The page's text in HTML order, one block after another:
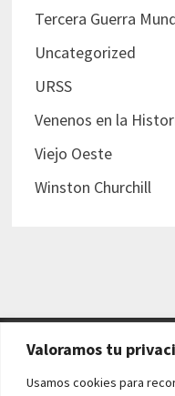
Valoramos tu
Usamos cookies para
Tercera Guerra
Uncategorized
URSS
Venenos en la
Viejo Oeste
Winston Churchill
AVISO LEGAL Y